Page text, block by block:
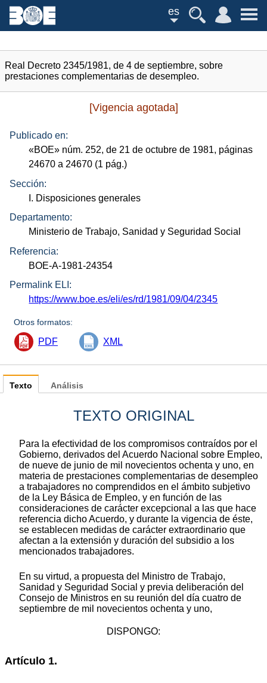
es
Real Decreto 2345/1981, de 4 de septiembre, sobre
prestaciones complementarias de desempleo.
[Vigencia agotada]
Publicado en:
«BOE» núm. 252, de 21 de octubre de 1981, páginas
24670 a 24670 (1 pág.)
Sección:
I. Disposiciones generales
Departamento:
Ministerio de Trabajo, Sanidad y Seguridad Social
Referencia:
BOE-A-1981-24354
Permalink ELI:
https://www.boe.es/eli/es/rd/1981/09/04/2345
Otros formatos:
PDF XML
Texto
TEXTO ORIGINAL
Para la efectividad de los compromisos contraídos por el
Gobierno, derivados del Acuerdo Nacional sobre Empleo,
de nueve de junio de mil novecientos ochenta y uno, en
materia de prestaciones complementarias de desempleo
a trabajadores no comprendidos en el ámbito subjetivo
de la Ley Básica de Empleo, y en función de las
consideraciones de carácter excepcional a las que hace
referencia dicho Acuerdo, y durante la vigencia de éste,
se establecen medidas de carácter extraordinario que
afectan a la extensión y duración del subsidio a los
mencionados trabajadores.
En su virtud, a propuesta del Ministro de Trabajo,
Sanidad y Seguridad Social y previa deliberación del
Consejo de Ministros en su reunión del día cuatro de
septiembre de mil novecientos ochenta y uno,
DISPONGO:
Artículo 1.
Análisis